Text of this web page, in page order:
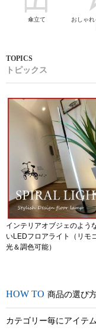
傘立て
おしゃ
トピックス
インテリアオブジェのよう
いLEDフロアライト（リモ
光＆調色可能）
商品の選び
カテゴリー毎にアイテ